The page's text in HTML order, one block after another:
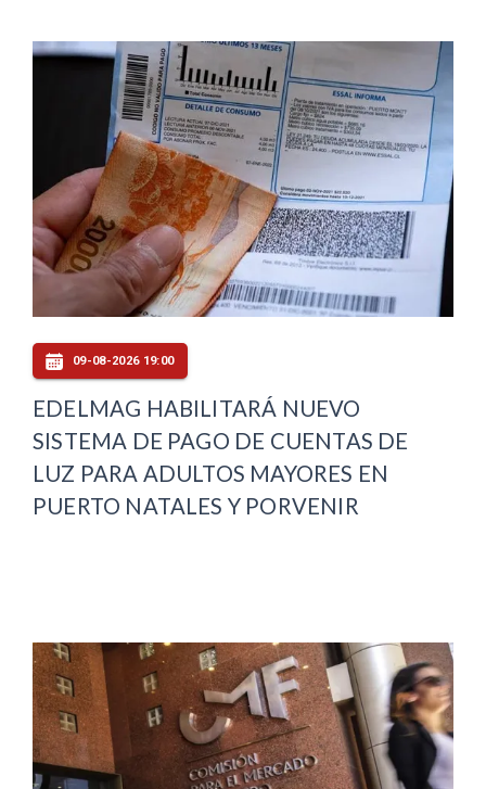
09-08-2026 19:00
EDELMAG HABILITARÁ NUEVO
SISTEMA DE PAGO DE CUENTAS DE
LUZ PARA ADULTOS MAYORES EN
PUERTO NATALES Y PORVENIR